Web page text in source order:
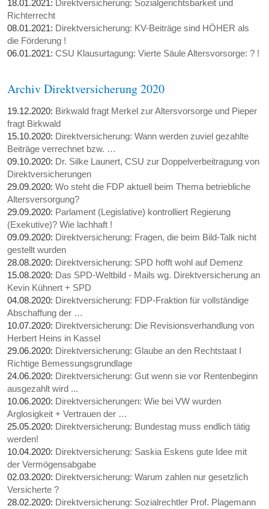
18.01.2021: Direktversicherung: Sozialgerichtsbarkeit und
Richterrecht
08.01.2021: Direktversicherung: KV-Beiträge sind HÖHER als
die Förderung !
06.01.2021:CSU Klausurtagung: Vierte Säule Altersvorsorge: ? !
Archiv Direktversicherung 2020
19.12.2020: Birkwald fragt Merkel zur Altersvorsorge und Pieper
fragt Birkwald
15.10.2020: Direktversicherung: Wann werden zuviel gezahlte
Beiträge verrechnet bzw. …
09.10.2020: Dr. Silke Launert, CSU zur Doppelverbeitragung von
Direktversicherungen
29.09.2020:Wo steht die FDP aktuell beim Thema betriebliche
Altersversorgung?
29.09.2020: Parlament (Legislative) kontrolliert Regierung
(Exekutive)? Wie lachhaft !
09.09.2020: Direktversicherung: Fragen, die beim Bild-Talk nicht
gestellt wurden
28.08.2020: Direktversicherung: SPD hofft wohl auf Demenz
15.08.2020: Das SPD-Weltbild - Mails wg. Direktversicherung an
Kevin Kühnert + SPD
04.08.2020: Direktversicherung: FDP-Fraktion für vollständige
Abschaffung der …
10.07.2020: Direktversicherung: Die Revisionsverhandlung von
Herbert Heins in Kassel
29.06.2020: Direktversicherung: Glaube an den Rechtstaat I
Richtige Bemessungsgrundlage
24.06.2020: Direktversicherung: Gut wenn sie vor Rentenbeginn
ausgezahlt wird ...
10.06.2020: Direktversicherungen: Wie bei VW wurden
Arglosigkeit + Vertrauen der …
25.05.2020: Direktversicherung: Bundestag muss endlich tätig
werden!
10.04.2020: Direktversicherung: Saskia Eskens gute Idee mit
der Vermögensabgabe
02.03.2020: Direktversicherung: Warum zahlen nur gesetzlich
Versicherte ?
28.02.2020: Direktversicherung: Sozialrechtler Prof. Plagemann